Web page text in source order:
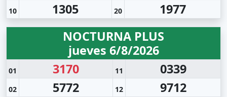
10 1305 20
1977
NOCTURNA PLUS
jueves 6/8/2026
01 3170 11 0339
02 5772 12 9712